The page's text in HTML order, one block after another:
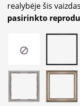
realybėje šis vaizdas
pasirinkto